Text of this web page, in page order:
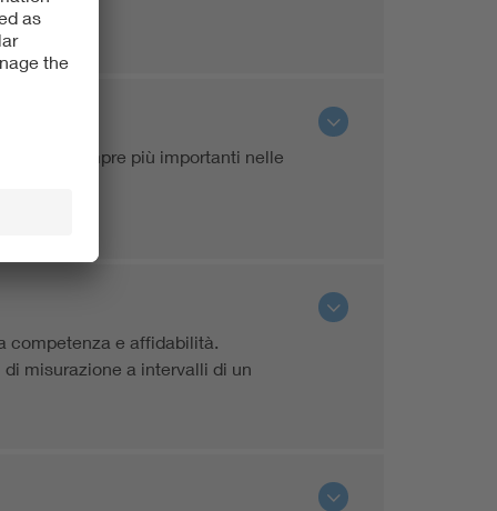
sempre più importanti nelle
competenza e affidabilità.
misurazione a intervalli di un